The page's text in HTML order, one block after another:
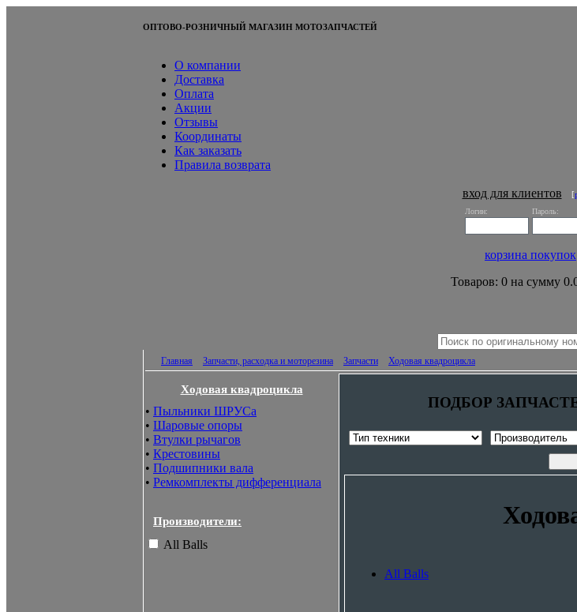
ОПТОВО-РОЗНИЧНЫЙ МАГАЗИН МОТОЗАПЧАСТЕЙ
О компании
Доставка
Оплата
Акции
Отзывы
Координаты
Как заказать
Правила возврата
вход для клиентов [
Логин: Пароль:
корзина покупок
Товаров: 0 на сумму
Главная Запчасти, расходка и моторезина Запчасти Ходовая квадроцикла
Ходовая квадроцикла
• Пыльники ШРУСа
• Шаровые опоры
• Втулки рычагов
• Крестовины
• Подшипники вала
• Ремкомплекты дифференциала
Производители:
All Balls
ПОДБОР
All Balls